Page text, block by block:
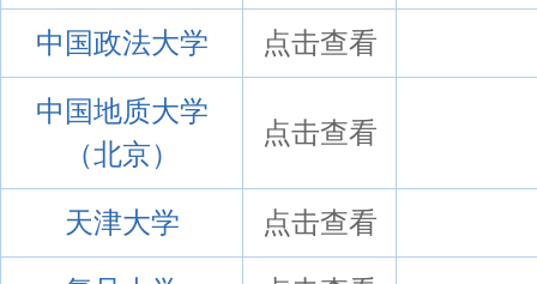
中国政法大学 点击查看
中国地质大学
（北京）
点击查看
天津大学 点击查看